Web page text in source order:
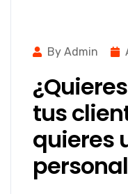
By Admin
tus
quieres